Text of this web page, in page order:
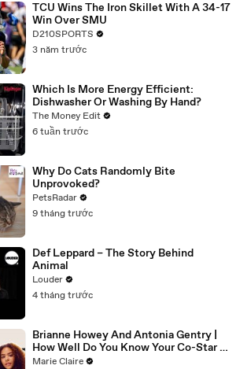
TCU Wins The Iron Skillet With A 34-17
Win Over SMU
D210SPORTS
3 năm trước
Which Is More Energy Efficient:
Dishwasher Or Washing By Hand?
The Money Edit
6 tuần trước
Why Do Cats Randomly Bite
Unprovoked?
PetsRadar
9 tháng trước
Def Leppard – The Story Behind
Animal
Louder
4 tháng trước
Brianne Howey And Antonia Gentry |
How Well Do You Know Your Co-Star |
Marie Claire
Marie Claire